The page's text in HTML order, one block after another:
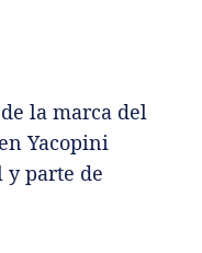
la marca del
Yacopini
y parte de